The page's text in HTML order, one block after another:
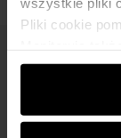
Pliki cookie
wyświetlać im
rekomendacje
najnowszych
Bądź na